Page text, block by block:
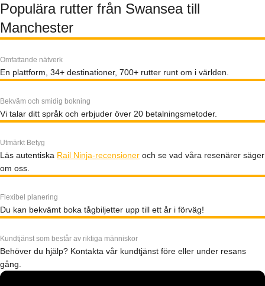
Populära rutter från Swansea till
Manchester
Omfattande nätverk
En plattform, 34+ destinationer, 700+ rutter runt om i världen.
Bekväm och smidig bokning
Vi talar ditt språk och erbjuder över 20 betalningsmetoder.
Utmärkt Betyg
Läs autentiska Rail Ninja-recensioner och se vad våra resenärer säger
om oss.
Flexibel planering
Du kan bekvämt boka tågbiljetter upp till ett år i förväg!
Kundtjänst som består av riktiga människor
Behöver du hjälp? Kontakta vår kundtjänst före eller under resans
gång.